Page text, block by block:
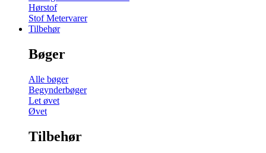
Hørstof
Stof Metervarer
Tilbehør
Bøger
Alle bøger
Begynderbøger
Let øvet
Øvet
Tilbehør